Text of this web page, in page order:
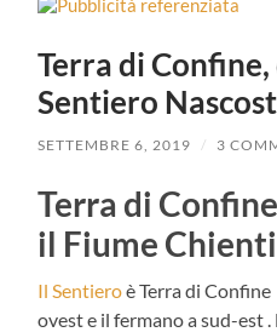
Terra di
Sentiero
SETTEMBRE 6, 2019 / 3
Terra di
il Fiume Chienti
Il Sentieroè Terra di
ovest e il fermano a sud-est